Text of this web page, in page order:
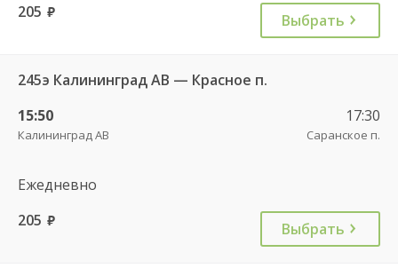
205 руб. Выбрать
245э Калининград АВ — Красное п.
15:50
Калининград АВ
17:30
Саранское п.
Ежедневно
205 руб. Выбрать